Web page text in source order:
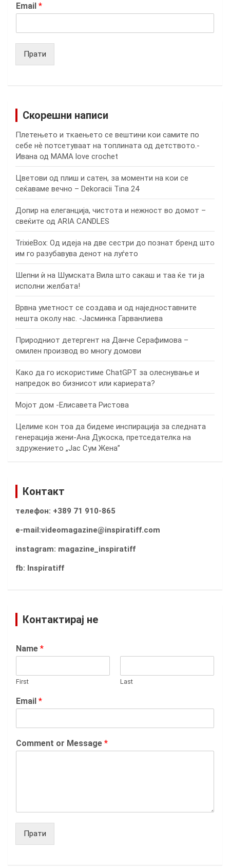
Email *
Прати
Скорешни написи
Плетењето и ткаењето се вештини кои самите по
себе нѐ потсетуваат на топлината од детството.-
Ивана од MAMA love crochet
Цветови од плиш и сатен, за моменти на кои се
сеќаваме вечно – Dekoracii Tina 24
Допир на елеганција, чистота и нежност во домот –
свеќите од ARIA CANDLES
TrixieBox: Од идеја на две сестри до познат бренд што
им го разубавува денот на луѓето
Шепни ѝ на Шумската Вила што сакаш и таа ќе ти ја
исполни желбата!
Врвна уметност се создава и од наједноставните
нешта околу нас. -Јасминка Гарванлиева
Природниот детергент на Данче Серафимова –
омилен производ во многу домови
Како да го искористиме ChatGPT за олеснување и
напредок во бизнисот или кариерата?
Мојот дом -Елисавета Ристова
Целиме кон тоа да бидеме инспирација за следната
генерација жени-Ана Дукоска, претседателка на
здружението „Јас Сум Жена”
Контакт
телефон: +389 71 910-865
e-mail:videomagazine@inspiratiff.com
instagram: magazine_inspiratiff
fb: Inspiratiff
Контактирај не
Name *
First Last
Email *
Comment or Message *
Прати